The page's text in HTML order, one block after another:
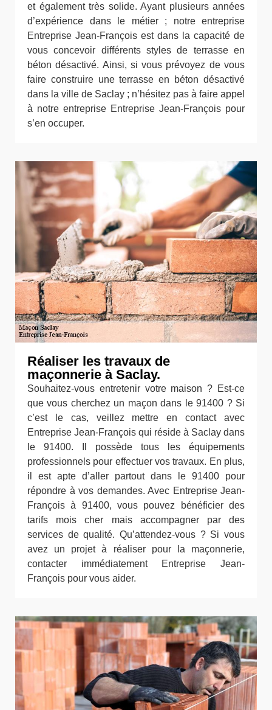
et également très solide. Ayant plusieurs années
d’expérience dans le métier ; notre entreprise
Entreprise Jean-François est dans la capacité de
vous concevoir différents styles de terrasse en
béton désactivé. Ainsi, si vous prévoyez de vous
faire construire une terrasse en béton désactivé
dans la ville de Saclay ; n’hésitez pas à faire appel
à notre entreprise Entreprise Jean-François pour
s’en occuper.
Réaliser les travaux de
maçonnerie à Saclay.
Souhaitez-vous entretenir votre maison ? Est-ce
que vous cherchez un maçon dans le 91400 ? Si
c’est le cas, veillez mettre en contact avec
Entreprise Jean-François qui réside à Saclay dans
le 91400. Il possède tous les équipements
professionnels pour effectuer vos travaux. En plus,
il est apte d’aller partout dans le 91400 pour
répondre à vos demandes. Avec Entreprise Jean-
François à 91400, vous pouvez bénéficier des
tarifs mois cher mais accompagner par des
services de qualité. Qu’attendez-vous ? Si vous
avez un projet à réaliser pour la maçonnerie,
contacter immédiatement Entreprise Jean-
François pour vous aider.